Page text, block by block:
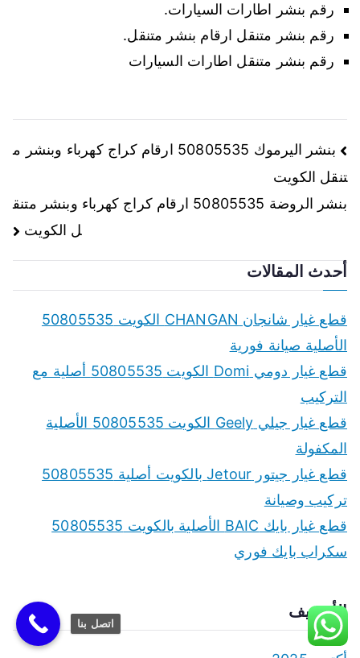
رقم بنشر اطارات السيارات.
رقم بنشر متنقل ارقام بنشر متنقل.
رقم بنشر متنقل اطارات السيارات
تصفّح
المقالات
بنشر اليرموك 50805535 ارقام كراج كهرباء وبنشر م
تنقل الكويت
بنشر الروضة 50805535 ارقام كراج كهرباء وبنشر متنق
ل الكويت
أحدث المقالات
قطع غيار شانجان CHANGAN الكويت 50805535
الأصلية صيانة فورية
قطع غيار دومي Domi الكويت 50805535 أصلية مع
التركيب
قطع غيار جيلي Geely الكويت 50805535 الأصلية
المكفولة
قطع غيار جيتور Jetour بالكويت أصلية 50805535
تركيب وصيانة
قطع غيار بايك BAIC الأصلية بالكويت 50805535
سكراب بايك فوري
الأرشيف
اتصل بنا